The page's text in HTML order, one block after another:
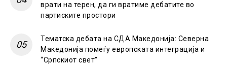
врати на терен, да ги вратиме дебатите во
партиските простори
Тематска дебата на СДА Македонија: Северна
Македонија помеѓу европската интеграција и
“Српскиот свет”